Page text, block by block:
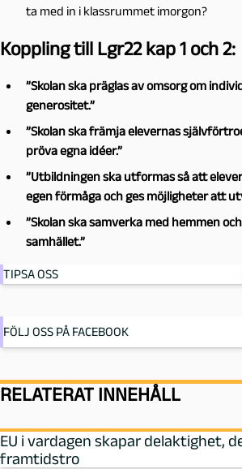
ta med in i klassrummet imorgon?
Koppling till Lgr22 kap 1 och 2:
”Skolan ska präglas av omsorg om
generositet.”
”Skolan ska främja elevernas
pröva egna idéer.”
”Utbildningen ska utformas så att
egen förmåga och ges möjligheter att
”Skolan ska samverka med hemmen
samhället.”
TIPSA OSS
FÖLJ OSS PÅ FACEBOOK
RELATERAT INNEHÅLL
EU i vardagen skapar delaktighet,
framtidstro